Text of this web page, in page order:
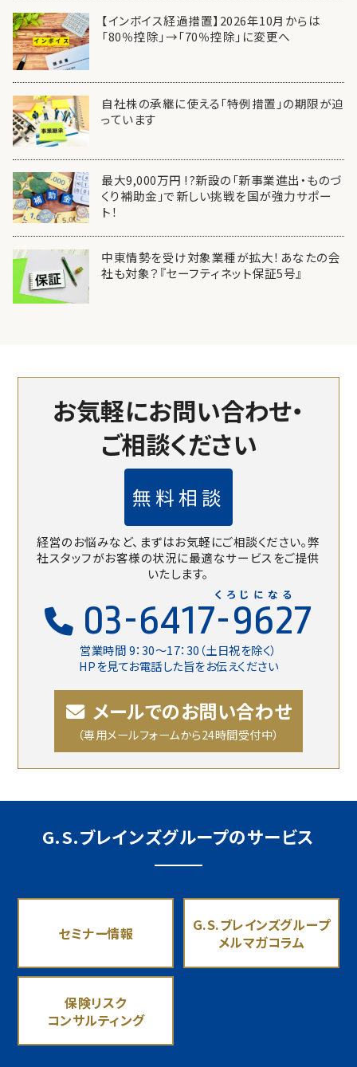
【インボイス経過措置】2026年10月からは
「80％控除」→「70％控除」に変更へ
自社株の承継に使える「特例措置」の期限が迫
っています
最大9,000万円 !?新設の「新事業進出・ものづ
くり補助金」で新しい挑戦を国が強力サポー
ト！
中東情勢を受け対象業種が拡大！あなたの会
社も対象？『セーフティネット保証5号』
お気軽にお問い合わせ・
ご相談ください
無料相談
経営のお悩みなど、まずはお気軽にご相談ください。弊
社スタッフがお客様の状況に最適なサービスをご提供
いたします。
03-6417-9627
営業時間 9：30〜17：30（土日祝を除く）
HPを見てお電話した旨をお伝えください
くろじになる
メールでのお問い合わせ
（専用メールフォームから24時間受付中）
G.S.ブレインズグループのサービス
セミナー情報
G.S.ブレインズグループ
メルマガコラム
保険リスク
コンサルティング